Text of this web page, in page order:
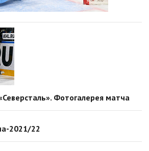
Фотогалерея матча
2021/22